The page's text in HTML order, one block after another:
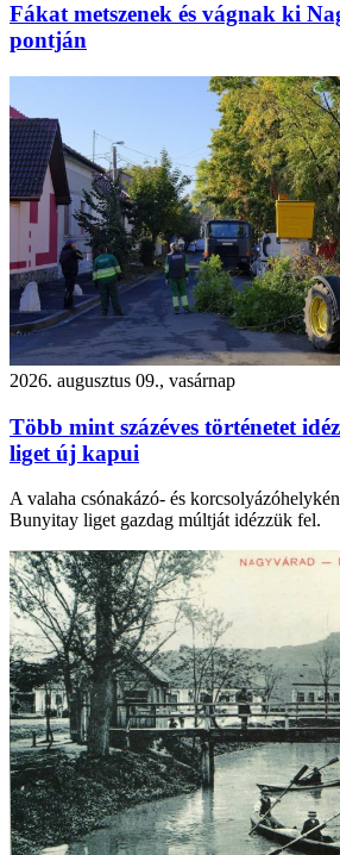
Fákat metszenek és vágnak ki
pontján
2026. augusztus 09., vasárnap
Több mint százéves történetet
liget új kapui
A valaha csónakázó- és
Bunyitay liget gazdag múltját idézzük fel.